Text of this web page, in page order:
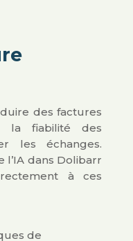
des factures
la fiabilité des
les échanges.
l’IA dans Dolibarr
à ces
de